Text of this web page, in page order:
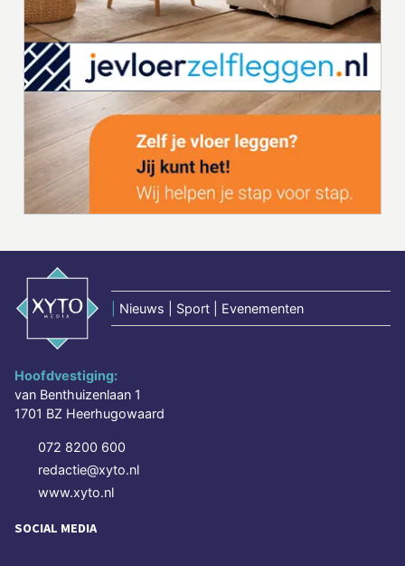
Nieuws | Sport | Evenementen
Hoofdvestiging:
van Benthuizenlaan 1
1701 BZ Heerhugowaard
072 8200 600
redactie@xyto.nl
www.xyto.nl
SOCIAL MEDIA